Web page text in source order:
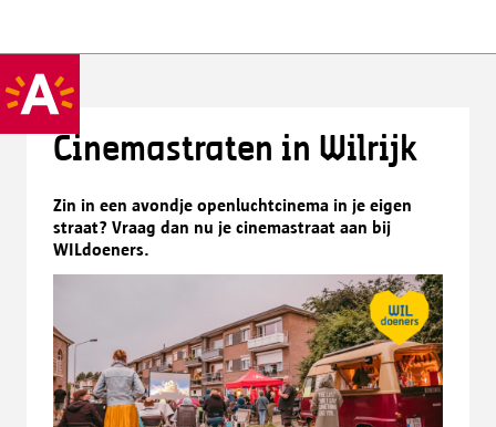
Cinemastraten in Wilrijk
Zin in een avondje openluchtcinema in je eigen
straat? Vraag dan nu je cinemastraat aan bij
WILdoeners.